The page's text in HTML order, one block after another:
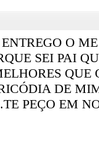
O
SEI PAI
DE
PEÇO EM